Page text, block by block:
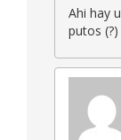
Ahi hay
putos (?)